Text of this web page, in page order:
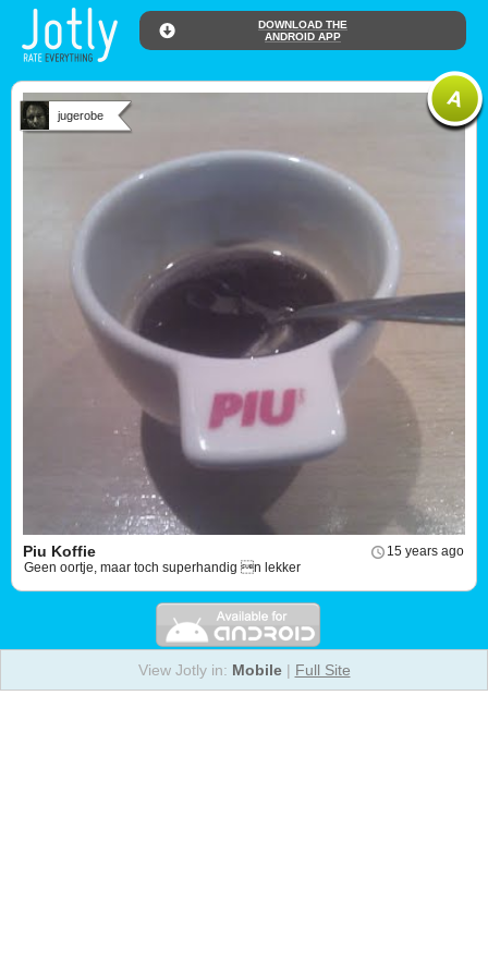
DOWNLOAD THE
ANDROID APP
jugerobe
15 years ago
Piu Koffie
Geen oortje, maar toch superhandig n lekker
View Jotly in: Mobile| Full Site